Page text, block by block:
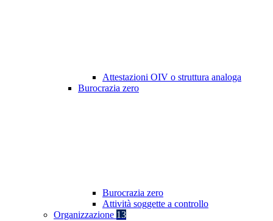
Attestazioni OIV o struttura analoga
Burocrazia zero
Burocrazia zero
Attività soggette a controllo
Organizzazione 13